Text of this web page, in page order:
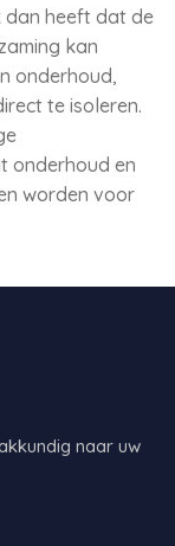
dan heeft dat de
kan
onderhoud,
te isoleren.
onderhoud en
worden voor
naar uw